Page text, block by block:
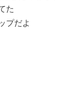
た
プだよ